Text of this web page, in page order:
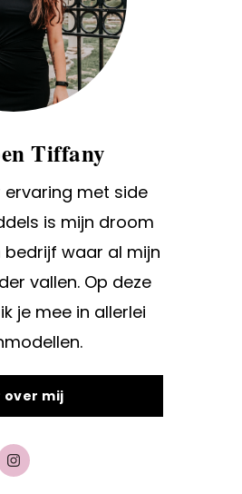
Tiffany
ervaring met side
is mijn droom
bedrijf waar al mijn
vallen. Op deze
je mee in allerlei
over mij